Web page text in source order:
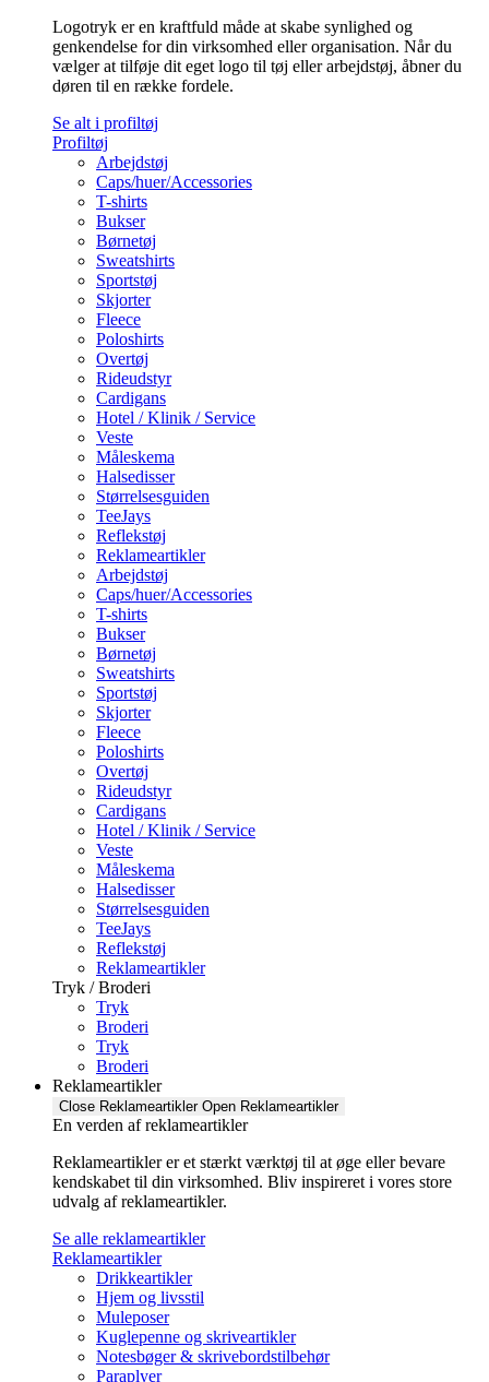
Logotryk er en kraftfuld måde at skabe synlighed og
genkendelse for din virksomhed eller organisation. Når du
vælger at tilføje dit eget logo til tøj eller arbejdstøj, åbner du
døren til en række fordele.
Se alt i profiltøj
Profiltøj
Arbejdstøj
Caps/huer/Accessories
T-shirts
Bukser
Børnetøj
Sweatshirts
Sportstøj
Skjorter
Fleece
Poloshirts
Overtøj
Rideudstyr
Cardigans
Hotel / Klinik / Service
Veste
Måleskema
Halsedisser
Størrelsesguiden
TeeJays
Reflekstøj
Reklameartikler
Arbejdstøj
Caps/huer/Accessories
T-shirts
Bukser
Børnetøj
Sweatshirts
Sportstøj
Skjorter
Fleece
Poloshirts
Overtøj
Rideudstyr
Cardigans
Hotel / Klinik / Service
Veste
Måleskema
Halsedisser
Størrelsesguiden
TeeJays
Reflekstøj
Reklameartikler
Tryk / Broderi
Tryk
Broderi
Tryk
Broderi
Reklameartikler
Close Reklameartikler Open Reklameartikler
En verden af reklameartikler ​
Reklameartikler er et stærkt værktøj til at øge eller bevare
kendskabet til din virksomhed. Bliv inspireret i vores store
udvalg af reklameartikler.
Se alle reklameartikler
Reklameartikler
Drikkeartikler
Hjem og livsstil
Muleposer
Kuglepenne og skriveartikler
Notesbøger & skrivebordstilbehør
Paraplyer